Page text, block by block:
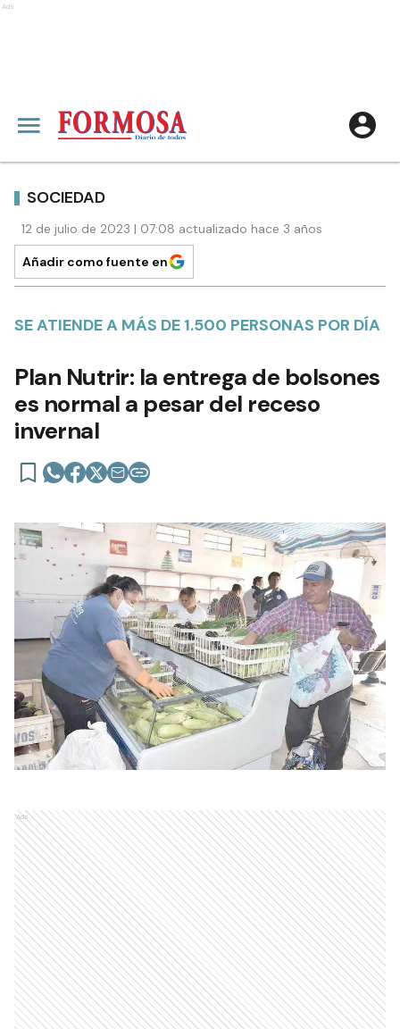
Ads
SOCIEDAD
12 de julio de 2023 | 07:08 actualizado hace 3 años
Añadir como fuente en
SE ATIENDE A MÁS DE 1.500 PERSONAS POR DÍA
Plan Nutrir: la entrega de bolsones
es normal a pesar del receso
invernal
Ads